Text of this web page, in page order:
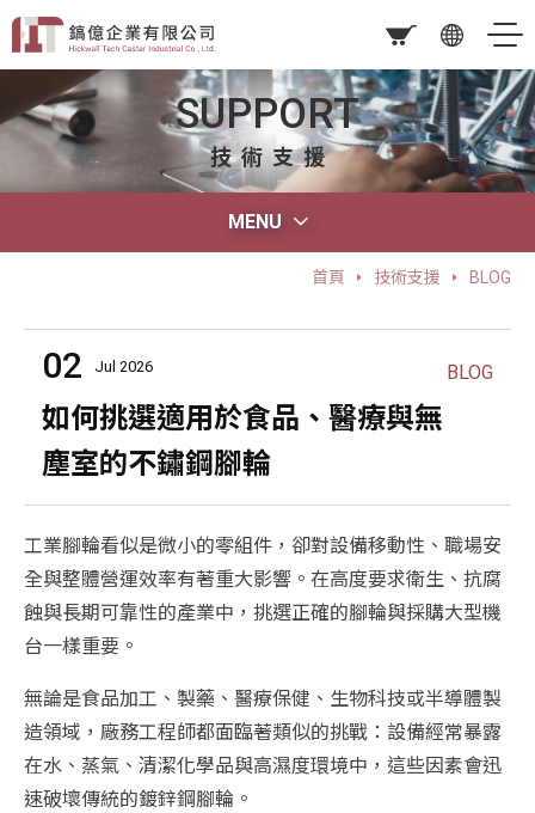
SUPPORT
技術支援
MENU
首頁 技術支援 BLOG
02 Jul 2026
如何挑選適用於食品、醫療與無
塵室的不鏽鋼腳輪
BLOG
工業腳輪看似是微小的零組件，卻對設備移動性、職場安
全與整體營運效率有著重大影響。在高度要求衛生、抗腐
蝕與長期可靠性的產業中，挑選正確的腳輪與採購大型機
台一樣重要。
無論是食品加工、製藥、醫療保健、生物科技或半導體製
造領域，廠務工程師都面臨著類似的挑戰：設備經常暴露
在水、蒸氣、清潔化學品與高濕度環境中，這些因素會迅
速破壞傳統的鍍鋅鋼腳輪。